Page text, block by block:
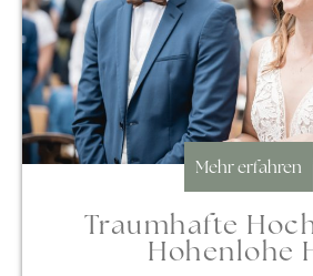
Mehr erfahren
Traumhafte
Hohenlohe